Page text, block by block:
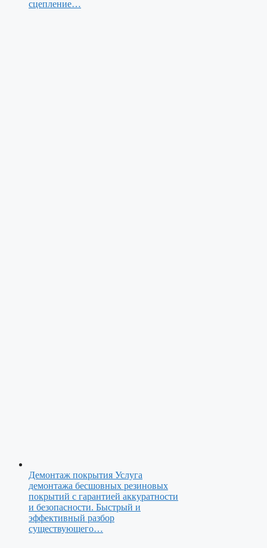
сцепление…
Демонтаж покрытия Услуга
демонтажа бесшовных резиновых
покрытий с гарантией аккуратности
и безопасности. Быстрый и
эффективный разбор
существующего…